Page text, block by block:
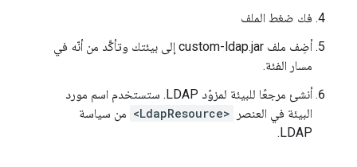
فك ضغط الملف
أضِف ملف custom-ldap.jar إلى بيئتك وتأكَّد من أنّه في
مسار الفئة.
أنشئ مرجعًا للبيئة لمزوّد LDAP. ستستخدم اسم مورد
البيئة في العنصر
<LdapResource> من سياسة
LDAP.